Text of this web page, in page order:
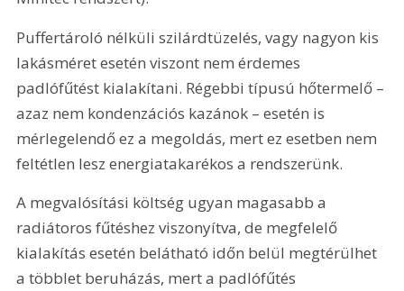
Puffertároló nélküli szilárdtüzelés, vagy nagyon kis
lakásméret esetén viszont nem érdemes
padlófűtést kialakítani. Régebbi típusú hőtermelő –
azaz nem kondenzációs kazánok – esetén is
mérlegelendő ez a megoldás, mert ez esetben nem
feltétlen lesz energiatakarékos a rendszerünk.
A megvalósítási költség ugyan magasabb a
radiátoros fűtéshez viszonyítva, de megfelelő
kialakítás esetén belátható időn belül megtérülhet
a többlet beruházás, mert a padlófűtés